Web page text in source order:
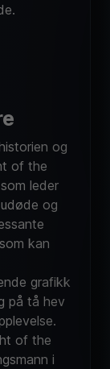
og
of the
leder
og
kan
grafikk
på tå hev
of the
i